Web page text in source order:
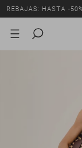
REBAJAS: HASTA -